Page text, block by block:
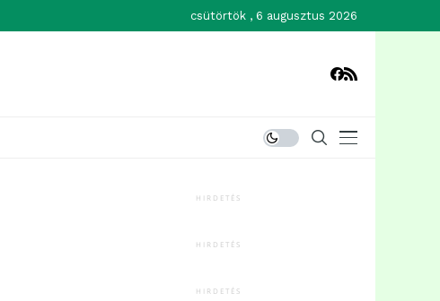
csütörtök , 6 augusztus 2026
HIRDETÉS
HIRDETÉS
HIRDETÉS